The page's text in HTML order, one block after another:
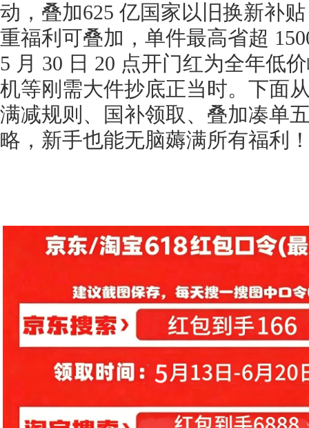
动，叠加625 亿国家以旧换新补
重福利可叠加，单件最高省超
5 月 30 日 20 点开门红为全年低
机等刚需大件抄底正当时。下面
满减规则、国补领取、叠加凑单
略，新手也能无脑薅满所有福利